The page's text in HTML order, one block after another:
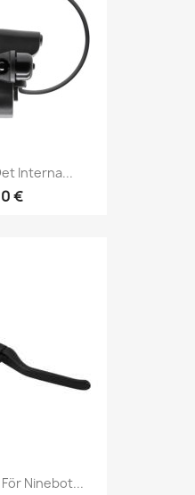
Interna...
€
Ninebot...